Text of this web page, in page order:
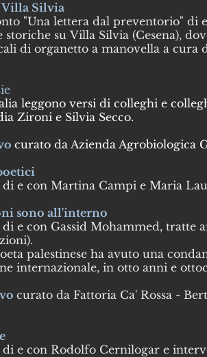
Villa Silvia
"Una lettera dal preventorio" di
su Villa Silvia (Cesena),
di organetto a manovella a cura
leggono versi di colleghi e
Zironi e Silvia Secco.
curato da Azienda Agrobiologica
e con Martina Campi e Maria
sono all'interno
e con Gassid Mohammed, tratte
palestinese ha avuto una
internazionale, in otto anni e
curato da Fattoria Ca' Rossa -
e con Rodolfo Cernilogar e